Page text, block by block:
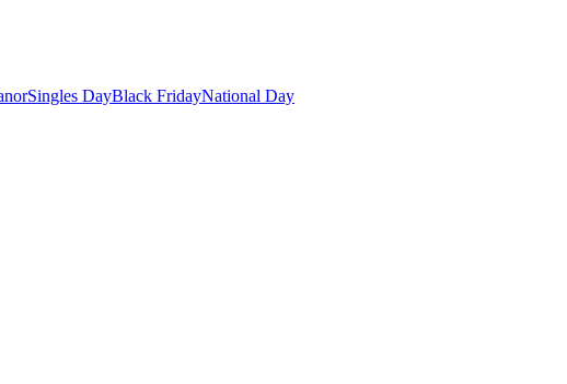
Singles DayBlack FridayNational Day